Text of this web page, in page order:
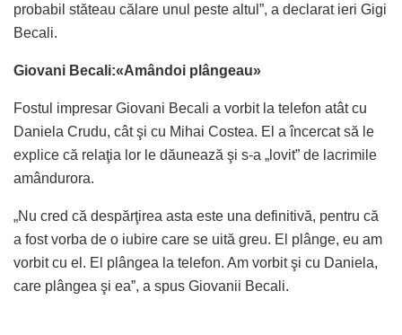
probabil stăteau călare unul peste altul”, a declarat ieri Gigi
Becali.
Giovani Becali:«Amândoi plângeau»
Fostul impresar Giovani Becali a vorbit la telefon atât cu
Daniela Crudu, cât şi cu Mihai Costea. El a încercat să le
explice că relaţia lor le dăunează şi s-a „lovit” de lacrimile
amândurora.
„Nu cred că despărţirea asta este una definitivă, pentru că
a fost vorba de o iubire care se uită greu. El plânge, eu am
vorbit cu el. El plângea la telefon. Am vorbit şi cu Daniela,
care plângea şi ea”, a spus Giovanii Becali.